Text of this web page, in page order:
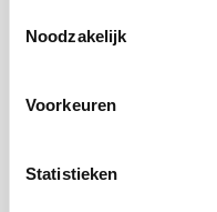
Noodzakelijk
Voorkeuren
Statistieken
uniek event of een
sta voor je klaar. Van
Utrecht tot Den Haag
groot succes te maken.
vrijblijvende offerte om